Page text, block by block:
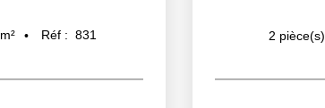
m² Réf : 831 2 pièce(s)